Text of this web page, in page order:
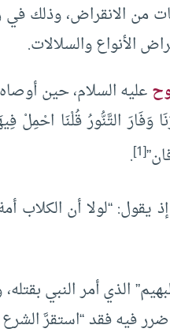
من الانقراض، وذلك
الأنواع والسلالات.
عليه السلام، حين
[1]
.
يقول: “لولا أن الكلاب
الذي أمر النبي
ضرر فيه فقد “استقرَّ